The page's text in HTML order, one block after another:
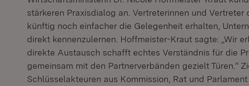
stärkeren Praxisdialog an. Vertreterinnen und
künftig noch einfacher die Gelegenheit erhalten,
direkt kennenzulernen. Hoffmeister-Kraut sagte: „Wir
direkte Austausch schafft echtes Verständnis für die
gemeinsam mit den Partnerverbänden gezielt Türen.“
Schlüsselakteuren aus Kommission, Rat und